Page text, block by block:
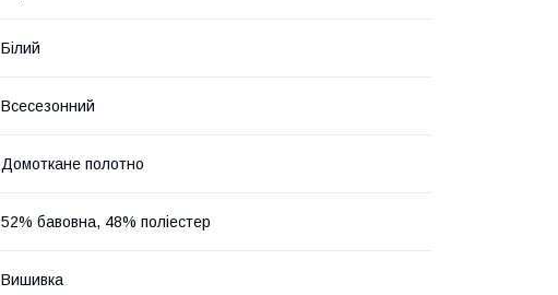
Білий
Всесезонний
Домоткане полотно
52% бавовна, 48% поліестер
Вишивка